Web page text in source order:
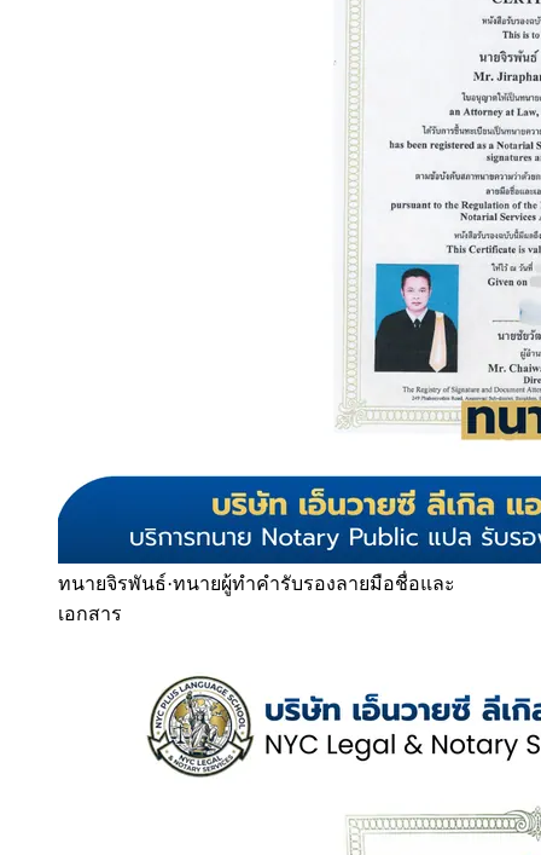
ทนายจิรพันธ์·ทนายผู้ทำคำรับรองลายมือชื่อและ
เอกสาร